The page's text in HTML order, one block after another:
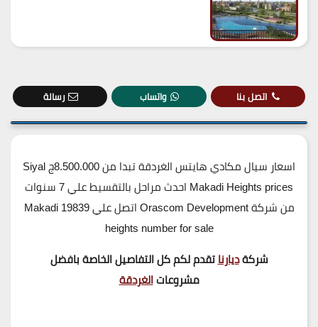
اتصل بنا واتساب رسالة
اسعار سيال مكادي هايتس الغردقة تبدا من 8.500.000ج Siyal
Makadi Heights prices احدث مراحل بالتقسيط علي 7 سنوات
من شركة Orascom Development اتصل علي 19839 Makadi
heights number for sale
شركةديارناتقدم لكم كل التفاصيل الخاصة بافضل
مشروعاتالغردقة